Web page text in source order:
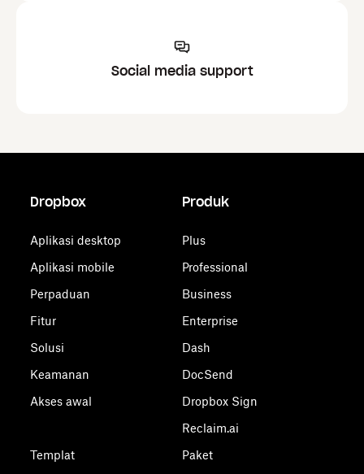
Social media support
Dropbox
Aplikasi desktop
Aplikasi mobile
Perpaduan
Fitur
Solusi
Keamanan
Akses awal
Templat
Produk
Plus
Professional
Business
Enterprise
Dash
DocSend
Dropbox Sign
Reclaim.ai
Paket